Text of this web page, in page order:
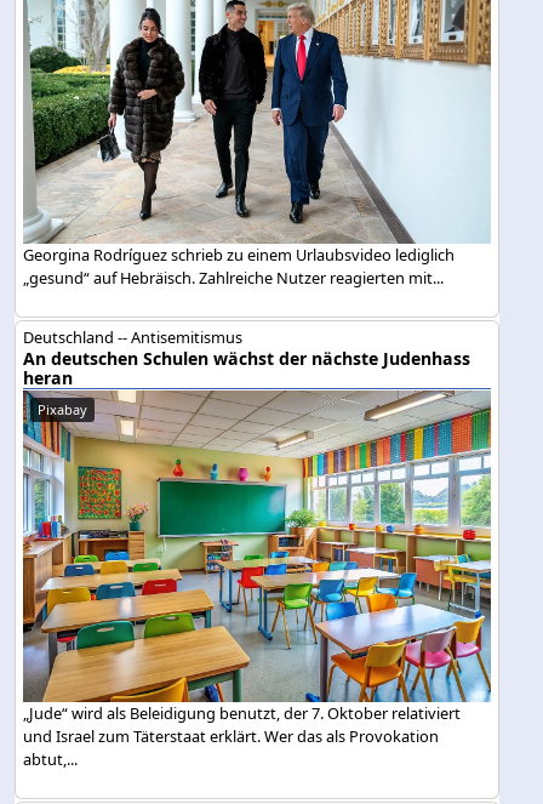
Georgina Rodríguez schrieb zu einem Urlaubsvideo lediglich
„gesund“ auf Hebräisch. Zahlreiche Nutzer reagierten mit...
Deutschland -- Antisemitismus
An deutschen Schulen wächst der nächste Judenhass
heran
Pixabay
„Jude“ wird als Beleidigung benutzt, der 7. Oktober relativiert
und Israel zum Täterstaat erklärt. Wer das als Provokation
abtut,...